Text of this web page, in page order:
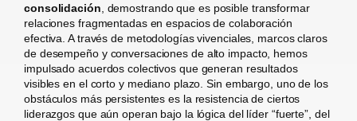
consolidación , demostrando que es posible transformar
relaciones fragmentadas en espacios de colaboración
efectiva. A través de metodologías vivenciales, marcos claros
de desempeño y conversaciones de alto impacto, hemos
impulsado acuerdos colectivos que generan resultados
visibles en el corto y mediano plazo. Sin embargo, uno de los
obstáculos más persistentes es la resistencia de ciertos
liderazgos que aún operan bajo la lógica del líder “fuerte”, del